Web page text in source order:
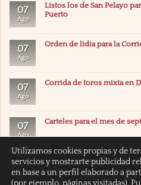
07
Ago
Listos los de San Pelayo
Puerto
07
Ago
Orden de lidia para la
07
Ago
Corrida de toros mixta en
07
Ago
Carteles para el mes de
Utilizamos cookies propias y de
servicios y mostrarte publicidad
en base a un perfil elaborado a